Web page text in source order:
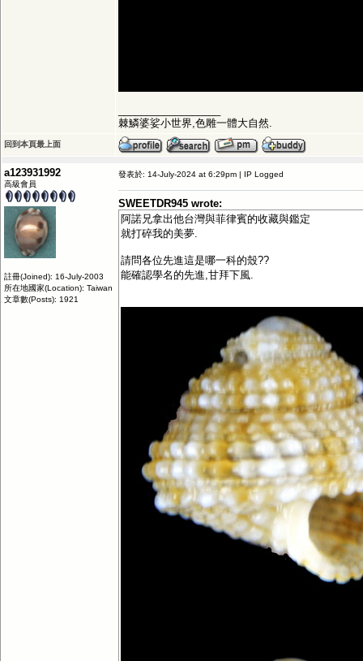
棘鱗婆娑小世界,色雕一體大自然.
回到本頁最上面
a123931992
高級會員
註冊(Joined): 16-July-2003
所在地國家(Location): Taiwan
文章數(Posts): 1921
發表於: 14-July-2024 at 6:29pm | IP Logged
SWEETDR945 wrote:
阿諾兄拿出他台灣與菲律賓的收藏與鑑定
就打碎我的美夢.
請問各位先進這是哪一科的殼??
能確認學名的先進,甘拜下風.